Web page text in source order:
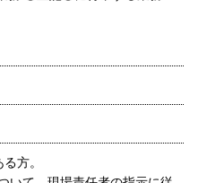
方。